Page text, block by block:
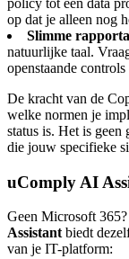
op dat je alleen nog
Slimme
natuurlijke taal.
openstaande
De kracht van de
welke normen je
status is. Het is geen
die jouw specifieke
uComply AI
Geen Microsoft
Assistant biedt
van je IT-platform: